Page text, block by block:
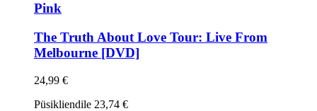
Pink
The Truth About Love Tour: Live From
Melbourne [DVD]
24,99 €
Püsikliendile 23,74 €